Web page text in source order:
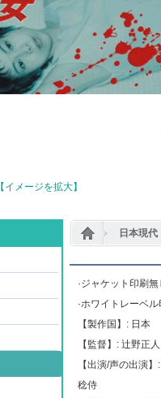
【イメージを拡大】
日本現代
·ジャケット印刷無
·ホワイトレーベ
【製作国】: 日本
【監督】: 辻野正
【出演/声の出演
稔侍